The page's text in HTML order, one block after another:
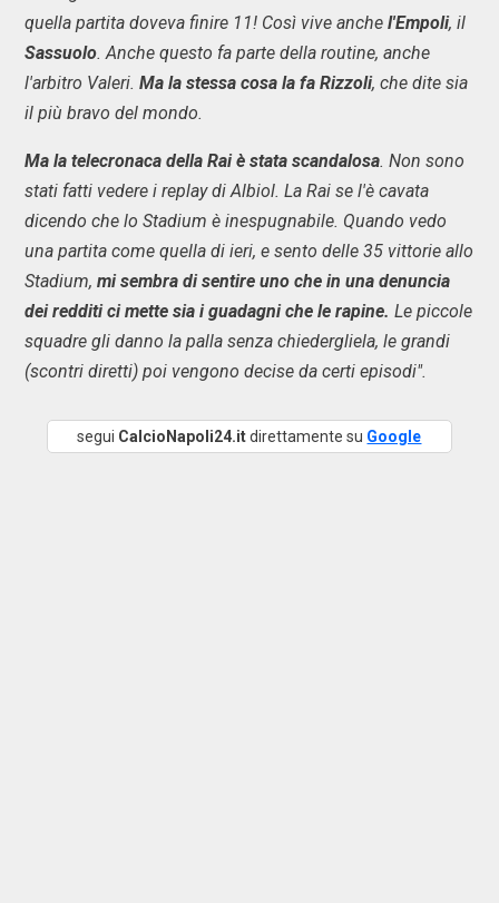
quella partita doveva finire 11! Così vive anche l'Empoli, il
Sassuolo. Anche questo fa parte della routine, anche
l'arbitro Valeri. Ma la stessa cosa la fa Rizzoli, che dite sia
il più bravo del mondo.
Ma la telecronaca della Rai è stata scandalosa. Non sono
stati fatti vedere i replay di Albiol. La Rai se l'è cavata
dicendo che lo Stadium è inespugnabile. Quando vedo
una partita come quella di ieri, e sento delle 35 vittorie allo
Stadium, mi sembra di sentire uno che in una denuncia
dei redditi ci mette sia i guadagni che le rapine. Le piccole
squadre gli danno la palla senza chiedergliela, le grandi
(scontri diretti) poi vengono decise da certi episodi".
segui CalcioNapoli24.itdirettamente su Google